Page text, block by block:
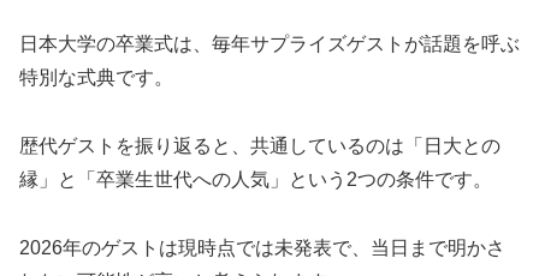
日本大学の卒業式は、毎年サプライズゲストが話題を呼ぶ
特別な式典です。
歴代ゲストを振り返ると、共通しているのは「日大との
縁」と「卒業生世代への人気」という2つの条件です。
2026年のゲストは現時点では未発表で、当日まで明かさ